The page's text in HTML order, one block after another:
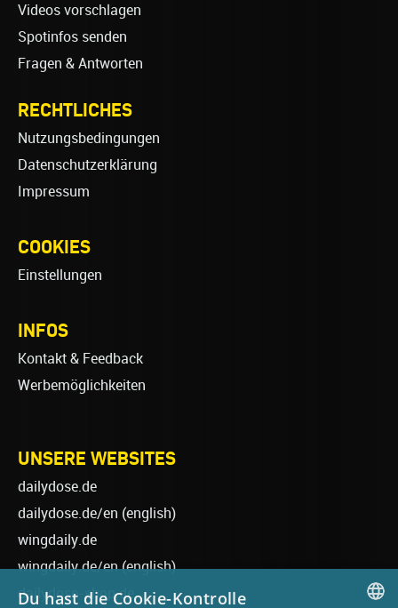
Videos vorschlagen
Spotinfos senden
Fragen & Antworten
RECHTLICHES
Nutzungsbedingungen
Datenschutzerklärung
Impressum
COOKIES
Einstellungen
INFOS
Kontakt & Feedback
Werbemöglichkeiten
UNSERE WEBSITES
dailydose.de
dailydose.de/en (english)
wingdaily.de
wingdaily.de/en(english)
dailydose-shop.de
Du hast die Cookie-Kontrolle